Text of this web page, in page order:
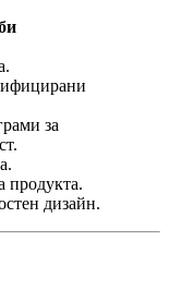
за
продукта.
дизайн.